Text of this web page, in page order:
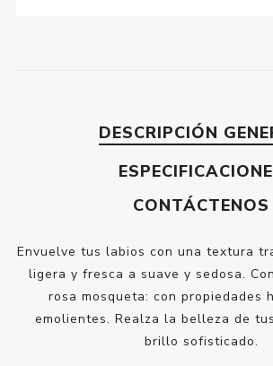
DESCRIPCIÓN
CONTÁCTENOS
Envuelve tus labios con una textura
ligera y fresca a suave y sedosa.
rosa mosqueta: con propiedades
emolientes. Realza la belleza de
brillo sofisticado.